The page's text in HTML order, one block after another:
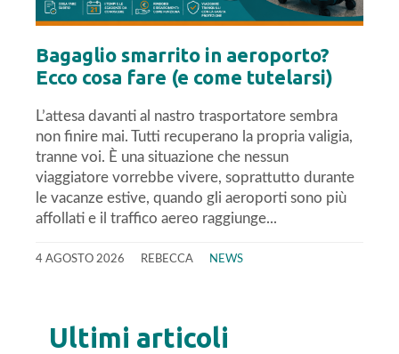
Bagaglio smarrito in aeroporto?
Ecco cosa fare (e come tutelarsi)
L’attesa davanti al nastro trasportatore sembra
non finire mai. Tutti recuperano la propria valigia,
tranne voi. È una situazione che nessun
viaggiatore vorrebbe vivere, soprattutto durante
le vacanze estive, quando gli aeroporti sono più
affollati e il traffico aereo raggiunge...
4 AGOSTO 2026 REBECCA NEWS
Ultimi articoli